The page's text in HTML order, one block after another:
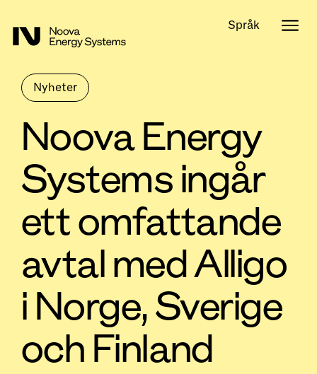
Nyheter
Noova Energy
Systems ingår
ett omfattande
avtal med Alligo
i Norge, Sverige
och Finland
Språk